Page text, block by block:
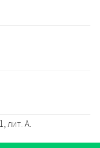
лит. А.